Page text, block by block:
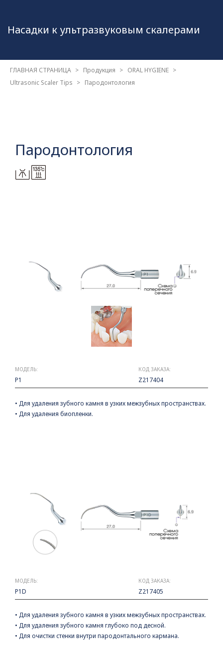
Насадки к ультразвуковым скалерами
ГЛАВНАЯ СТРАНИЦА Продукция
ORAL HYGIENE
Ultrasonic Scaler Tips
Пародонтология
Пародонтология
МОДЕЛЬ:
P1
КОД ЗАКАЗА:
Z217404
• Для удаления зубного камня в узких межзубных пространствах.
• Для удаления биопленки.
МОДЕЛЬ:
P1D
КОД ЗАКАЗА:
Z217405
• Для удаления зубного камня в узких межзубных пространствах.
• Для удаления зубного камня глубоко под десной.
• Для очистки стенки внутри пародонтального кармана.